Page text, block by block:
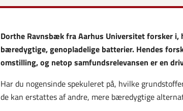
Dorthe Ravnsbæk fra Aarhus Universitet forsker i,
bæredygtige, genopladelige batterier. Hendes
omstilling, og netop samfundsrelevansen er en
Har du nogensinde spekuleret på, hvilke
de kan erstattes af andre, mere bæredygtige